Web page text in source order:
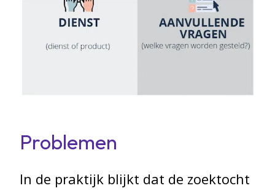
Problemen
In de praktijk blijkt dat de zoektocht